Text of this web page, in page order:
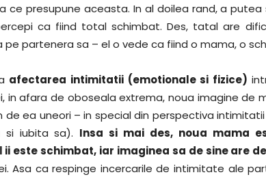
ce presupune aceasta. In al doilea rand, a putea
ca fiind total schimbat. Des, tatal are
partenera sa – el o vede ca fiind o mama, o
afectarea intimitatii (emotionale si fizice)
in afara de oboseala extrema, noua imagine de
ea uneori – in special din perspectiva
iubita sa). Insa si mai des, noua mama
este schimbat, iar imaginea sa de sine are
Asa ca respinge incercarile de intimitate ale